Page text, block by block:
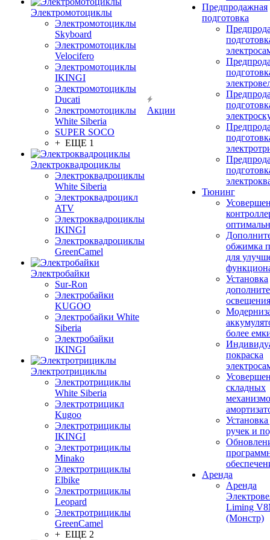
Электромотоциклы
Электромотоциклы
Skyboard
Электромотоциклы
Velocifero
Электромотоциклы
IKINGI
Электромотоциклы
Ducati
Электромотоциклы
White Siberia
SUPER SOCO
+ ЕЩЕ 1
Электроквадроциклы
Электроквадроциклы
White Siberia
Электроквадроцикл
ATV
Электроквадроциклы
IKINGI
Электроквадроциклы
GreenCamel
Электробайки
Sur-Ron
Электробайки
KUGOO
Электробайки White
Siberia
Электробайки
IKINGI
Электротрициклы
Электротрициклы
White Siberia
Электротрицикл
Kugoo
Электротрициклы
IKINGI
Электротрициклы
Minako
Электротрициклы
Elbike
Электротрициклы
Leopard
Электротрициклы
GreenCamel
+ ЕЩЕ 2
Акции
Предпродажная
подготовка
Тюнинг
обжимка
для
Установка
освещения
более
покраска
складных
ручек и
Аренда
Аренда
Liming
(Монстр)